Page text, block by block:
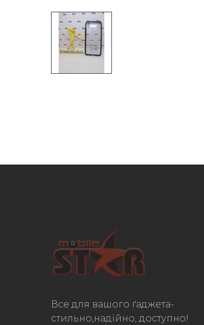
Все для вашого ґаджета-
стильно,надійно, доступно!